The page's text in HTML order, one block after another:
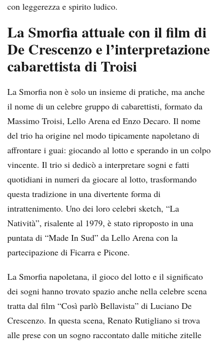
con leggerezza e spirito ludico.
La Smorfia attuale con il film di
De Crescenzo e l’interpretazione
cabarettista di Troisi
La Smorfia non è solo un insieme di pratiche, ma anche
il nome di un celebre gruppo di cabarettisti, formato da
Massimo Troisi, Lello Arena ed Enzo Decaro. Il nome
del trio ha origine nel modo tipicamente napoletano di
affrontare i guai: giocando al lotto e sperando in un colpo
vincente. Il trio si dedicò a interpretare sogni e fatti
quotidiani in numeri da giocare al lotto, trasformando
questa tradizione in una divertente forma di
intrattenimento. Uno dei loro celebri sketch, “La
Natività”, risalente al 1979, è stato riproposto in una
puntata di “Made In Sud” da Lello Arena con la
partecipazione di Ficarra e Picone.
La Smorfia napoletana, il gioco del lotto e il significato
dei sogni hanno trovato spazio anche nella celebre scena
tratta dal film “Così parlò Bellavista” di Luciano De
Crescenzo. In questa scena, Renato Rutigliano si trova
alle prese con un sogno raccontato dalle mitiche zitelle